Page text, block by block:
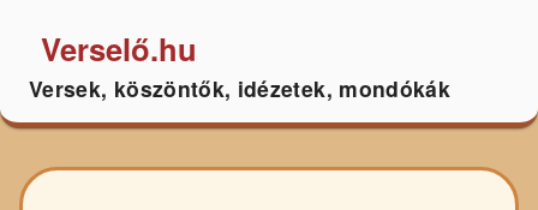
Verselő.hu
Versek, köszöntők, idézetek, mondókák